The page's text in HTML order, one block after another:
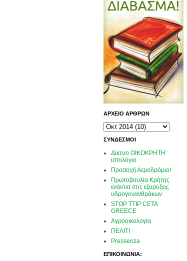
ΑΡΧΕΙΟ ΑΡΘΡΩΝ
ΣΥΝΔΕΣΜΟΙ
Δίκτυο ΟΙΚΟΚΡΗΤΗ
ιστολόγιο
Προσοχή Αεροδρόμιο!
Πρωτοβουλία Κρήτης
ενάντια στις εξορύξεις
υδρογονανθράκων
STOP TTIP CETA
GREECE
Αγροοικολογία
ΠΕΛΙΤΙ
Pressenza
ΕΠΙΚΟΙΝΩΝΙΑ: